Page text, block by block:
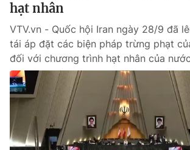
hạt nhân
VTV.vn - Quốc hội Iran ngày 28/9 đã
tái áp đặt các biện pháp trừng phạt
đối với chương trình hạt nhân của